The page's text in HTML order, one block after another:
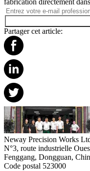
Partager cet article:
Neway Precision Works
N°3, route industrielle
Fenggang, Dongguan,
Code postal 523000